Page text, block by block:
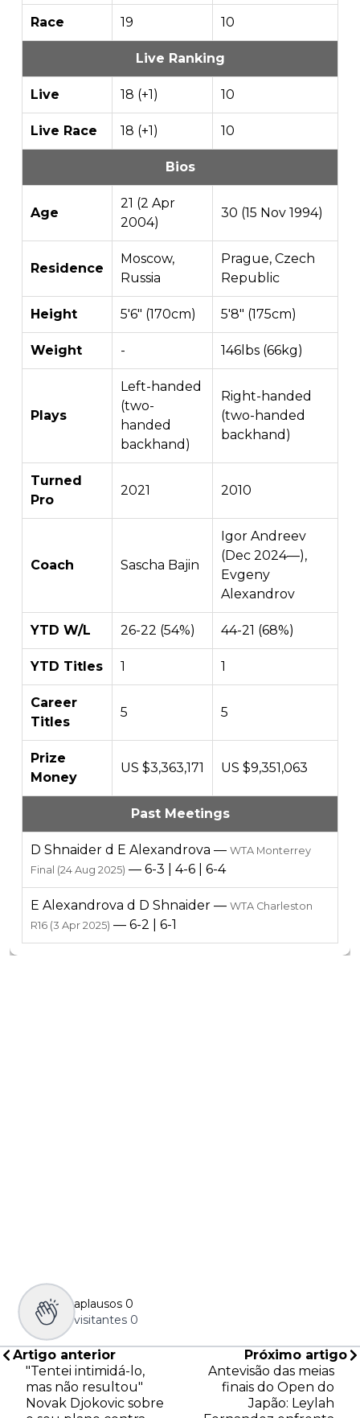
Race 19 10
Live Ranking
Live 18 (+1) 10
Live Race 18 (+1) 10
Bios
Age
21 (2 Apr
2004)
30 (15 Nov 1994)
Residence
Moscow,
Russia
Prague, Czech
Republic
Height 5'6" (170cm) 5'8" (175cm)
Weight - 146lbs (66kg)
Plays
Left-handed
(two-
handed
backhand)
Right-handed
(two-handed
backhand)
Turned
Pro
2021 2010
Coach Sascha Bajin
Igor Andreev
(Dec 2024—),
Evgeny
Alexandrov
YTD W/L 26-22 (54%) 44-21 (68%)
YTD Titles 1 1
Career
Titles
5 5
Prize
Money
US $3,363,171 US $9,351,063
Past Meetings
D Shnaider d E Alexandrova — WTA Monterrey
Final (24 Aug 2025) — 6-3 | 4-6 | 6-4
E Alexandrova d D Shnaider — WTA Charleston
R16 (3 Apr 2025) — 6-2 | 6-1
aplausos 0
visitantes 0
Artigo anterior
"Tentei intimidá-lo,
mas não resultou"
Novak Djokovic sobre
Próximo artigo
Antevisão das meias
finais do Open do
Japão: Leylah